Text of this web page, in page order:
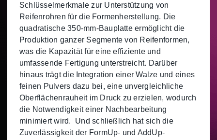
Schlüsselmerkmale zur Unterstützung von
Reifenrohren für die Formenherstellung. Die
quadratische 350-mm-Bauplatte ermöglicht die
Produktion ganzer Segmente von Reifenformen,
was die Kapazität für eine effiziente und
umfassende Fertigung unterstreicht. Darüber
hinaus trägt die Integration einer Walze und eines
feinen Pulvers dazu bei, eine unvergleichliche
Oberflächenrauheit im Druck zu erzielen, wodurch
die Notwendigkeit einer Nachbearbeitung
minimiert wird. Und schließlich hat sich die
Zuverlässigkeit der FormUp- und AddUp-